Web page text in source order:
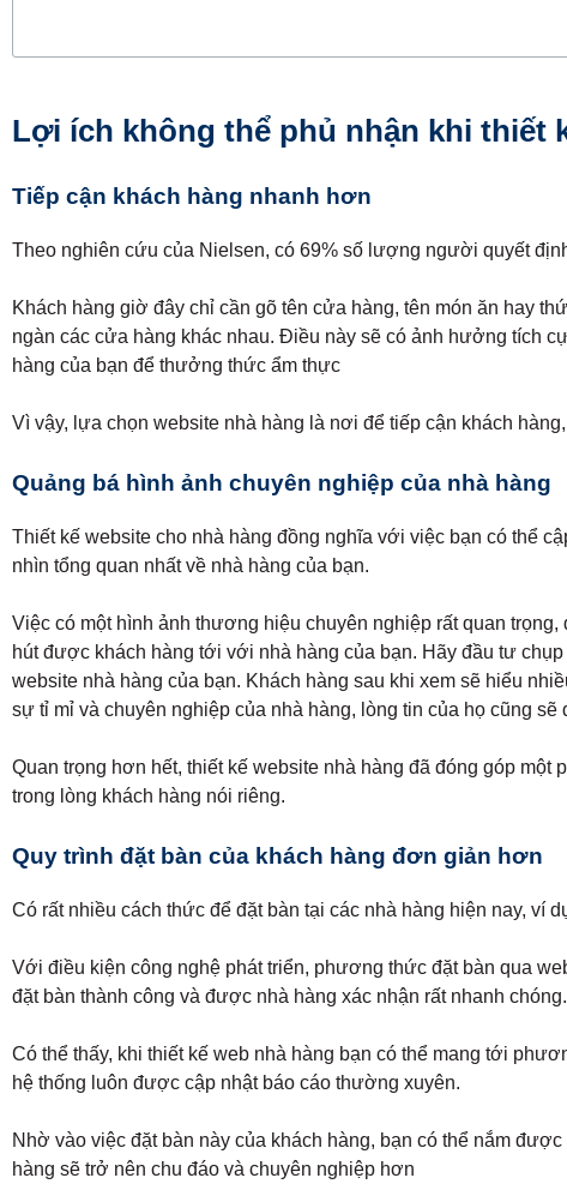
Lợi ích không thể phủ nhận khi thiết
Tiếp cận khách hàng nhanh hơn
Theo nghiên cứu của Nielsen, có 69% số lượng người quyết
Khách hàng giờ đây chỉ cần gõ tên cửa hàng, tên món ăn hay
ngàn các cửa hàng khác nhau. Điều này sẽ có ảnh hưởng tích
hàng của bạn để thưởng thức ẩm thực
Vì vậy, lựa chọn website nhà hàng là nơi để tiếp cận khách
Quảng bá hình ảnh chuyên nghiệp của nhà hàng
Thiết kế website cho nhà hàng đồng nghĩa với việc bạn có thể
nhìn tổng quan nhất về nhà hàng của bạn.
Việc có một hình ảnh thương hiệu chuyên nghiệp rất quan
hút được khách hàng tới với nhà hàng của bạn. Hãy đầu tư
website nhà hàng của bạn. Khách hàng sau khi xem sẽ hiểu
sự tỉ mỉ và chuyên nghiệp của nhà hàng, lòng tin của họ cũng
Quan trọng hơn hết, thiết kế website nhà hàng đã đóng góp
trong lòng khách hàng nói riêng.
Quy trình đặt bàn của khách hàng đơn giản hơn
Có rất nhiều cách thức để đặt bàn tại các nhà hàng hiện nay, ví
Với điều kiện công nghệ phát triển, phương thức đặt bàn qua
đặt bàn thành công và được nhà hàng xác nhận rất nhanh chóng.
Có thể thấy, khi thiết kế web nhà hàng bạn có thể mang tới
hệ thống luôn được cập nhật báo cáo thường xuyên.
Nhờ vào việc đặt bàn này của khách hàng, bạn có thể nắm
hàng sẽ trở nên chu đáo và chuyên nghiệp hơn